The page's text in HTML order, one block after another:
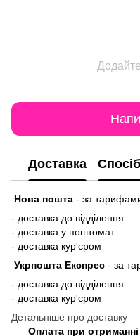
Доставка
Нова пошта - за
- доставка до відділення
- доставка у поштомат
- доставка кур'єром
Укрпошта Експрес - за
- доставка до відділення
- доставка кур'єром
Детальніше про доставку
Оплата при отриманні